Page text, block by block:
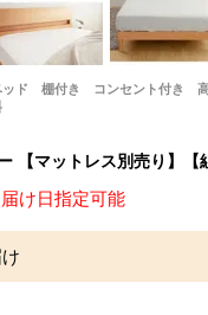
ッド 棚付き コンセント付き
【マットレス別売り】【
け日指定可能